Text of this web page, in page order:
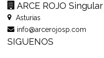
ARCE ROJO
Asturias
info@arcerojosp.com
SIGUENOS